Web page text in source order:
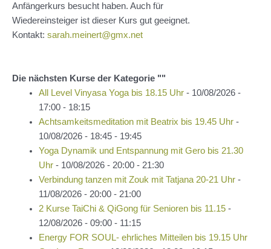
Anfängerkurs besucht haben. Auch für
Wiedereinsteiger ist dieser Kurs gut geeignet.
Kontakt: sarah.meinert@gmx.net
Die nächsten Kurse der Kategorie ""
All Level Vinyasa Yoga bis 18.15 Uhr- 10/08/2026 -
17:00 - 18:15
Achtsamkeitsmeditation mit Beatrix bis 19.45 Uhr-
10/08/2026 - 18:45 - 19:45
Yoga Dynamik und Entspannung mit Gero bis 21.30
Uhr- 10/08/2026 - 20:00 - 21:30
Verbindung tanzen mit Zouk mit Tatjana 20-21 Uhr-
11/08/2026 - 20:00 - 21:00
2 Kurse TaiChi & QiGong für Senioren bis 11.15-
12/08/2026 - 09:00 - 11:15
Energy FOR SOUL- ehrliches Mitteilen bis 19.15 Uhr